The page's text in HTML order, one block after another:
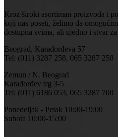
Kroz široki asortiman proizvoda i
koji nas poseti, želimo da
dostupna svima, ali ujedno i stvar
Beograd, Karađorđeva 57
Tel: (011) 3287 258, 065 3287 258
Zemun / N. Beograd
Karađorđev trg 3-5
Tel: (011) 6186 053, 065 3287 700
Ponedeljak - Petak 10:00-19:00
Subota 10:00-15:00